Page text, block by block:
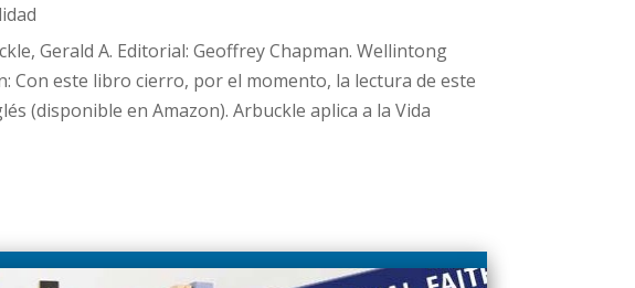
Gerald A. Editorial: Geoffrey Chapman. Wellintong
Con este libro cierro, por el momento, la lectura de este
(disponible en Amazon). Arbuckle aplica a la Vida